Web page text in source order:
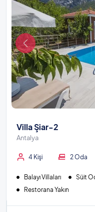
Villa Şiar-2
Antalya
4 Kişi 2 Oda
Balayı Villaları Süit
Restorana Yakın